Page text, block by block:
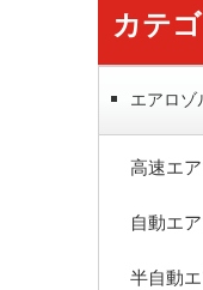
カテ
エアロゾ
高速エ
自動エ
半自動